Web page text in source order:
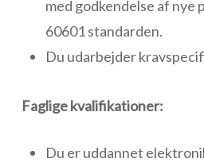
med godkendelse af nye
60601 standarden.
Du udarbejder
Faglige kvalifikationer:
Du er uddannet